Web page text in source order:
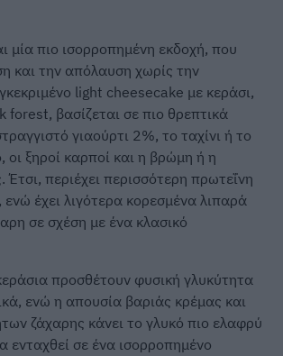
μία πιο ισορροπημένη εκδοχή, που
και την απόλαυση χωρίς την
light cheesecake με κεράσι,
forest, βασίζεται σε πιο θρεπτικά
γιαούρτι 2%, το ταχίνι ή το
οι ξηροί καρποί και η βρώμη ή η
Έτσι, περιέχει περισσότερη πρωτεΐνη
ενώ έχει λιγότερα κορεσμένα λιπαρά
σε σχέση με ένα κλασικό
προσθέτουν φυσική γλυκύτητα
ενώ η απουσία βαριάς κρέμας και
ζάχαρης κάνει το γλυκό πιο ελαφρύ
ενταχθεί σε ένα ισορροπημένο